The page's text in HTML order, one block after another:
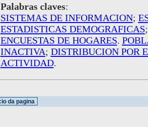
Palabras claves:
SISTEMAS DE INFORMACION;
ESTADISTICAS DEMOGRAFICAS
ENCUESTAS DE HOGARES.
INACTIVA; DISTRIBUCION POR
ACTIVIDAD.